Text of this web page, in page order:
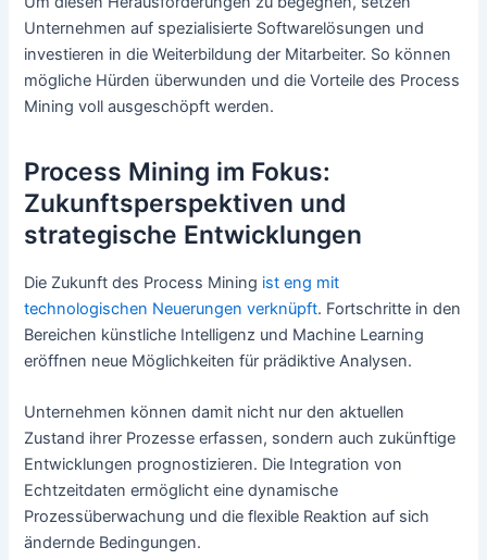
Unternehmen auf spezialisierte Softwarelösungen und
investieren in die Weiterbildung der Mitarbeiter. So können
mögliche Hürden überwunden und die Vorteile des Process
Mining voll ausgeschöpft werden.
Process Mining im Fokus:
Zukunftsperspektiven und
strategische Entwicklungen
Die Zukunft des Process Mining ist eng mit
technologischen Neuerungen verknüpft. Fortschritte in den
Bereichen künstliche Intelligenz und Machine Learning
eröffnen neue Möglichkeiten für prädiktive Analysen.
Unternehmen können damit nicht nur den aktuellen
Zustand ihrer Prozesse erfassen, sondern auch zukünftige
Entwicklungen prognostizieren. Die Integration von
Echtzeitdaten ermöglicht eine dynamische
Prozessüberwachung und die flexible Reaktion auf sich
ändernde Bedingungen.